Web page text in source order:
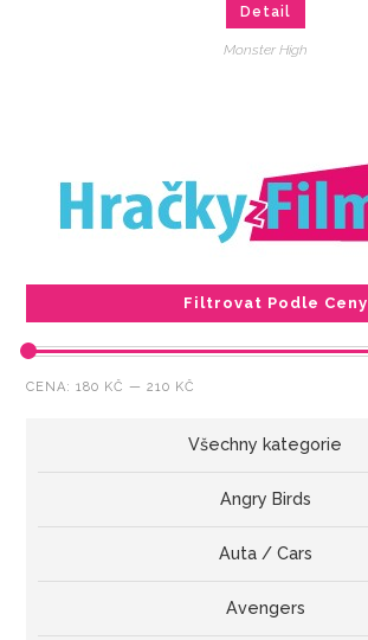
Detail
Monster High
Filtrovat Podle Ceny
Minimální
Maximální
CENA:180 KČ —210 KČ
Všechny kategorie
Angry Birds
Auta / Cars
Avengers